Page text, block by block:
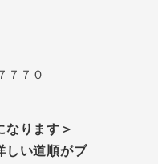
７０
なります＞
しい道順がブ